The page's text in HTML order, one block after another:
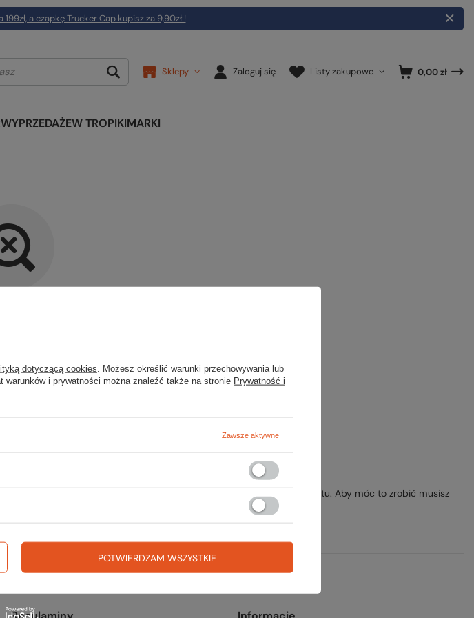
a czapkę Trucker Cap kupisz za 9,90zł !
Sklepy Zaloguj się Listy zakupowe 0,00 zł
WYPRZEDAŻEW TROPIKIMARKI
został znaleziony.
Skorzystaj z
ze specjalnego formularza i przesłać nam opis szukanego przedmiotu. Aby móc to zrobić musisz
dotyczącą cookies . Możesz określić warunki przechowywania lub
i prywatności można znaleźć także na stronie Prywatność i
Zawsze aktywne
POTWIERDZAM WSZYSTKIE